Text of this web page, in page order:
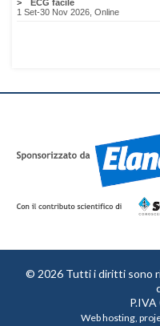
© 2026 Tutti i diritti sono
Web hosting,